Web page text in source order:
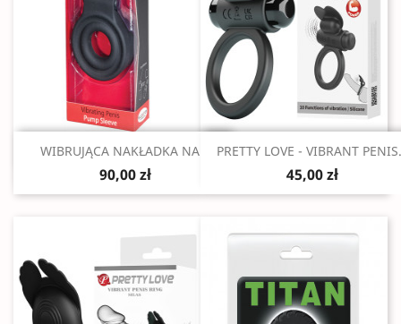
Szybki podgląd
WIBRUJĄCA NAKŁADKA NA...
90,00 zł
Szybki podgląd
PRETTY LOVE - VIBRANT
45,00 zł